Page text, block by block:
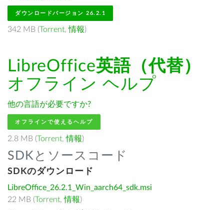
ダウンロードバージョン 26.2.1
342 MB (Torrent,情報)
LibreOffice英語（代替）
オフライン ヘルプ
他の言語が必要ですか?
オフラインで使えるヘルプ
2.8 MB (Torrent,情報)
SDKとソースコード
SDKのダウンロード
LibreOffice_26.2.1_Win_aarch64_sdk.msi
22 MB (Torrent,情報)